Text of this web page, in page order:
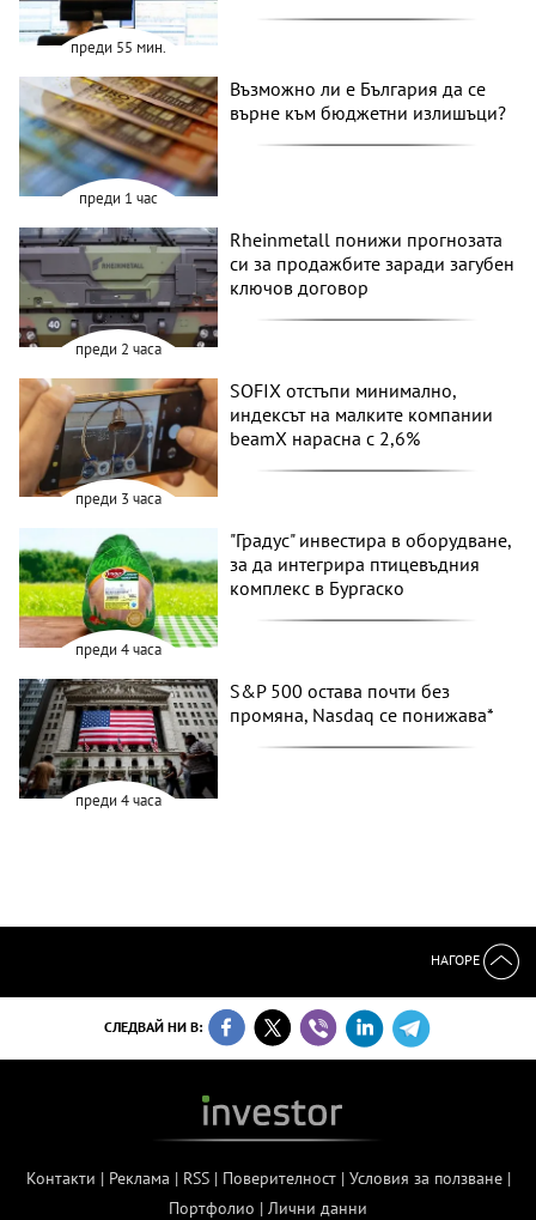
преди 55 мин.
преди 1 час
Възможно ли е България да се
върне към бюджетни излишъци?
преди 2 часа
Rheinmetall понижи прогнозата
си за продажбите заради загубен
ключов договор
преди 3 часа
SOFIX отстъпи минимално,
индексът на малките компании
beamX нарасна с 2,6%
преди 4 часа
"Градус" инвестира в оборудване,
за да интегрира птицевъдния
комплекс в Бургаско
преди 4 часа
S&P 500 остава почти без
промяна, Nasdaq се понижава*
НАГОРЕ
СЛЕДВАЙ НИ В:
Контакти | Реклама | RSS| Поверителност| Условия за ползване|
Портфолио | Лични данни